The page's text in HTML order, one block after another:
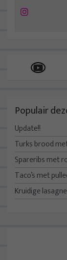
Instagram
Populair
Update!!
Turks brood
Spareribs met
Taco’s met
Kruidige